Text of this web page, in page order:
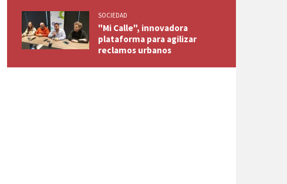
SOCIEDAD
"Mi Calle", innovadora
plataforma para agilizar
reclamos urbanos